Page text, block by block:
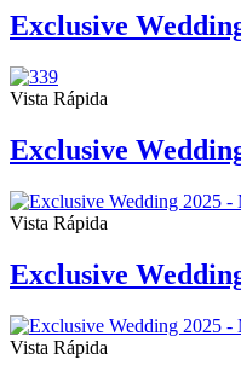
Exclusive
Vista Rápida
Exclusive
Vista Rápida
Exclusive
Vista Rápida